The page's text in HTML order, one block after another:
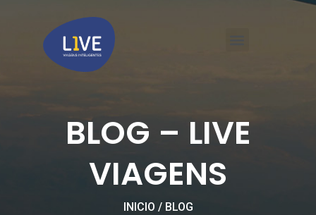
conteúdo
BLOG – LIVE
VIAGENS
INICIO / BLOG